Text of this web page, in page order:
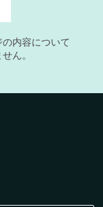
内容について
ん。